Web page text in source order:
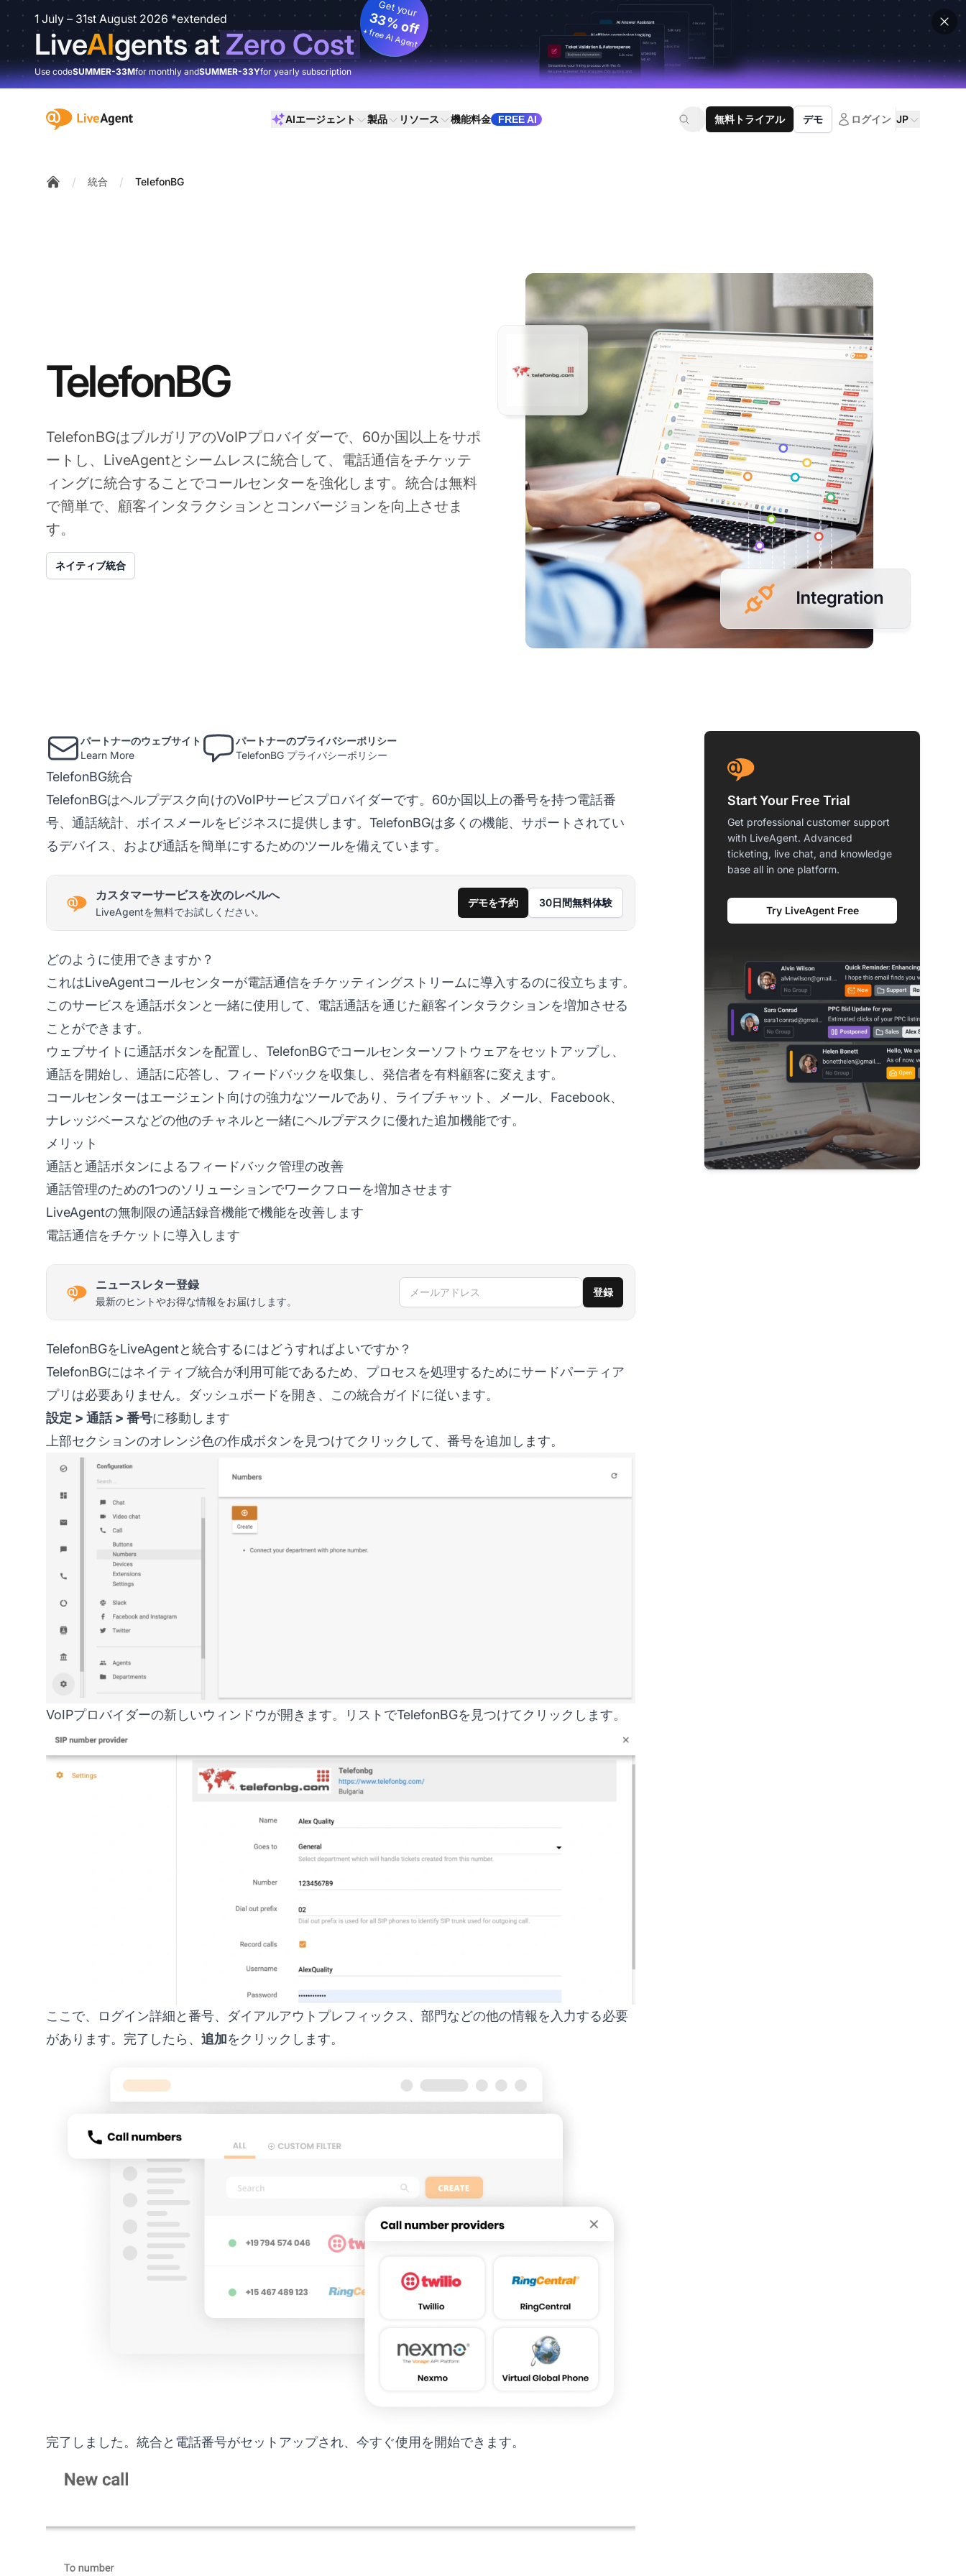
1 July – 31st August 2026 *extended
LiveAIgents atZero Cost
Get your
33% off
+ free AI Agent
Use codeSUMMER-33Mfor monthly andSUMMER-33Yfor yearly subscription
:site.title AIエージェント 製品 リソース 機能料金 FREE AI 無料トライアル デモ ログイン JP
/ 統合 / TelefonBG
TelefonBG
TelefonBGはブルガリアのVoIPプロバイダーで、60か国以上をサポ
ートし、LiveAgentとシームレスに統合して、電話通信をチケッテ
ィングに統合することでコールセンターを強化します。統合は無料
で簡単で、顧客インタラクションとコンバージョンを向上させま
す。
ネイティブ統合
パートナーのウェブサイト
Learn More
パートナーのプライバシーポリシー
TelefonBG プライバシーポリシー
TelefonBG統合
TelefonBGはヘルプデスク向けのVoIPサービスプロバイダーです。60か国以上の番号を持つ電話番
号、通話統計、ボイスメールをビジネスに提供します。TelefonBGは多くの機能、サポートされてい
るデバイス、および通話を簡単にするためのツールを備えています。
カスタマーサービスを次のレベルへ
LiveAgentを無料でお試しください。
デモを予約 30日間無料体験
どのように使用できますか？
これはLiveAgentコールセンターが電話通信をチケッティングストリームに導入するのに役立ちます。
このサービスを通話ボタンと一緒に使用して、電話通話を通じた顧客インタラクションを増加させる
ことができます。
ウェブサイトに通話ボタンを配置し、TelefonBGでコールセンターソフトウェアをセットアップし、
通話を開始し、通話に応答し、フィードバックを収集し、発信者を有料顧客に変えます。
コールセンターはエージェント向けの強力なツールであり、ライブチャット、メール、Facebook、
ナレッジベースなどの他のチャネルと一緒にヘルプデスクに優れた追加機能です。
メリット
通話と通話ボタンによるフィードバック管理の改善
通話管理のための1つのソリューションでワークフローを増加させます
LiveAgentの無制限の通話録音機能で機能を改善します
電話通信をチケットに導入します
ニュースレター登録
最新のヒントやお得な情報をお届けします。
メールアドレス 登録
TelefonBGをLiveAgentと統合するにはどうすればよいですか？
TelefonBGにはネイティブ統合が利用可能であるため、プロセスを処理するためにサードパーティア
プリは必要ありません。ダッシュボードを開き、この統合ガイドに従います。
設定 > 通話 > 番号に移動します
上部セクションのオレンジ色の作成ボタンを見つけてクリックして、番号を追加します。
VoIPプロバイダーの新しいウィンドウが開きます。リストでTelefonBGを見つけてクリックします。
ここで、ログイン詳細と番号、ダイアルアウトプレフィックス、部門などの他の情報を入力する必要
があります。完了したら、 追加をクリックします。
完了しました。統合と電話番号がセットアップされ、今すぐ使用を開始できます。
Start Your Free Trial
Get professional customer support
with LiveAgent. Advanced
ticketing, live chat, and knowledge
base all in one platform.
Try LiveAgent Free